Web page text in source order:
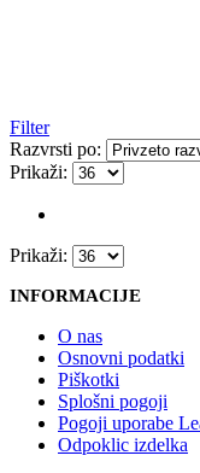
Filter
Razvrsti po:
Prikaži:
Prikaži:
INFORMACIJE
O nas
Osnovni podatki
Piškotki
Splošni pogoji
Pogoji uporabe
Odpoklic izdelka